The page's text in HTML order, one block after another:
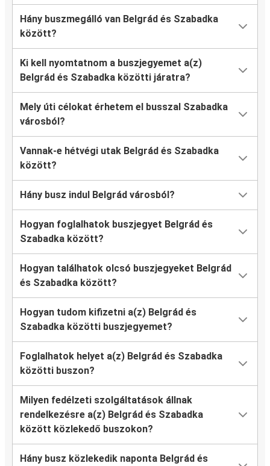
Hány buszmegálló van Belgrád és Szabadka
között?
Ki kell nyomtatnom a buszjegyemet a(z)
Belgrád és Szabadka közötti járatra?
Mely úti célokat érhetem el busszal Szabadka
városból?
Vannak-e hétvégi utak Belgrád és Szabadka
között?
Hány busz indul Belgrád városból?
Hogyan foglalhatok buszjegyet Belgrád és
Szabadka között?
Hogyan találhatok olcsó buszjegyeket Belgrád
és Szabadka között?
Hogyan tudom kifizetni a(z) Belgrád és
Szabadka közötti buszjegyemet?
Foglalhatok helyet a(z) Belgrád és Szabadka
közötti buszon?
Milyen fedélzeti szolgáltatások állnak
rendelkezésre a(z) Belgrád és Szabadka
között közlekedő buszokon?
Hány busz közlekedik naponta Belgrád és